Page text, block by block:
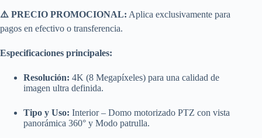
original
$61.56.
actual
$57.00.
⚠️ PRECIO PROMOCIONAL: Aplica exclusivamente para
pagos en efectivo o transferencia.
Especificaciones principales:
Resolución: 4K (8 Megapíxeles) para una calidad de
imagen ultra definida.
Tipo y Uso: Interior – Domo motorizado PTZ con vista
panorámica 360° y Modo patrulla.